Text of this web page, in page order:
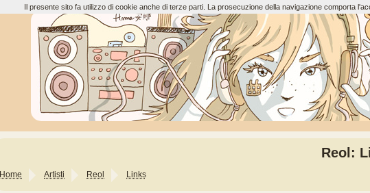
Reol:
Home Artisti Reol Links
Il presente sito fa utilizzo di cookie anche di terze parti. La prosecuzione della navigazione comporta